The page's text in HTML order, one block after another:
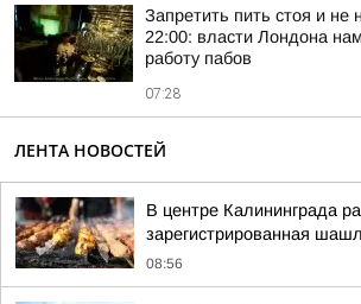
Запретить пить стоя и не
22:00: власти Лондона
работу пабов
07:28
ЛЕНТА НОВОСТЕЙ
В центре Калининграда
зарегистрированная
08:56